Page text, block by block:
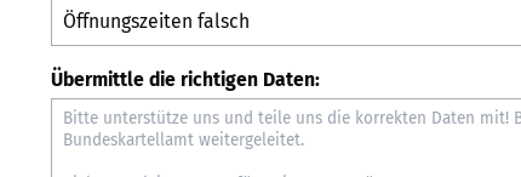
Übermittle die richtigen Daten: